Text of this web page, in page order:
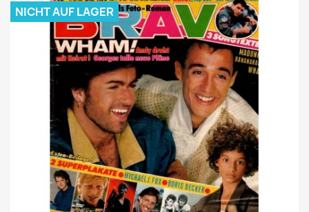
NICHT AUF LAGER